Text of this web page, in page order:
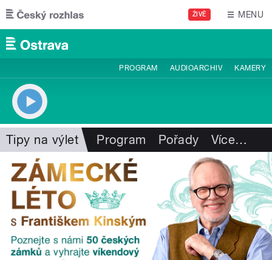
Přejít k hlavnímu obsahu
ŽIVĚ MENU
PROGRAM AUDIOARCHIV KAMERY
Tipy na výlet Program Pořady Více…